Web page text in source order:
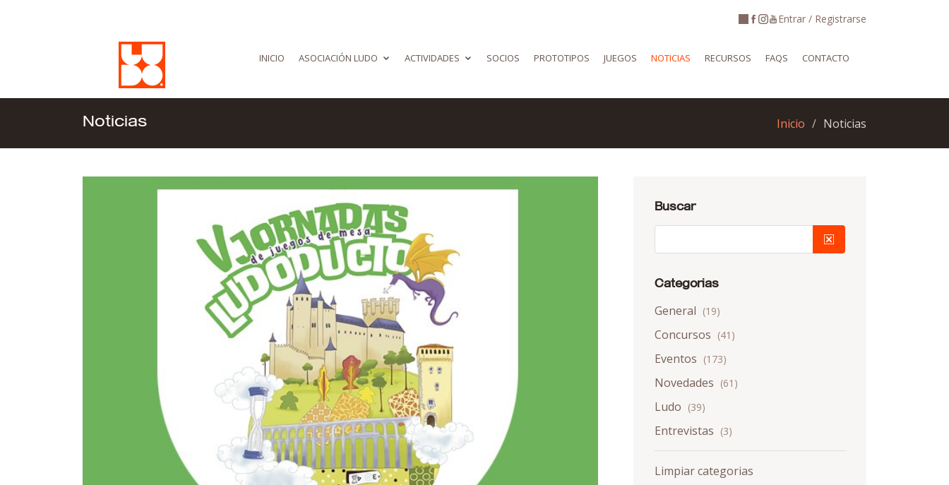
Entrar / Registrarse
INICIO ASOCIACIÓN LUDO ACTIVIDADES SOCIOS PROTOTIPOS JUEGOS NOTICIAS RECURSOS FAQS CONTACTO
Noticias Inicio Noticias
Buscar
Categorias
General (19)
Concursos (41)
Eventos (173)
Novedades (61)
Ludo (39)
Entrevistas (3)
Limpiar categorias